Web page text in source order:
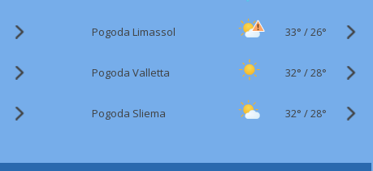
Pogoda Limassol 33° /26°
Pogoda Valletta 32° /28°
Pogoda Sliema 32° /28°